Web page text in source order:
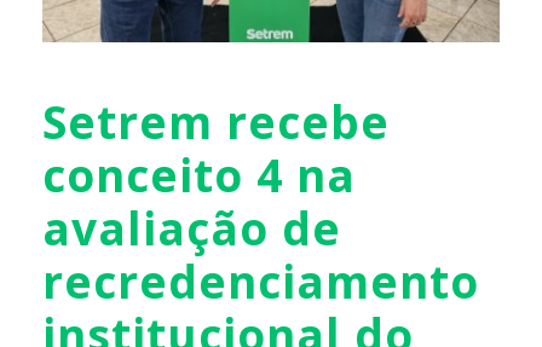
Setrem recebe
conceito 4 na
avaliação de
recredenciamento
institucional do